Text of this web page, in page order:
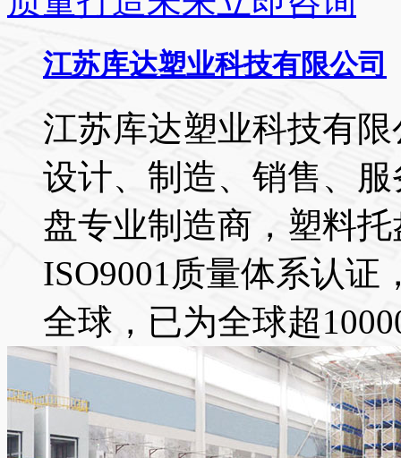
江苏库达塑业科技有限公司
江苏库达塑业科技有
设计、制造、销售、
盘专业制造商，塑料
ISO9001质量体系认
全球，已为全球超